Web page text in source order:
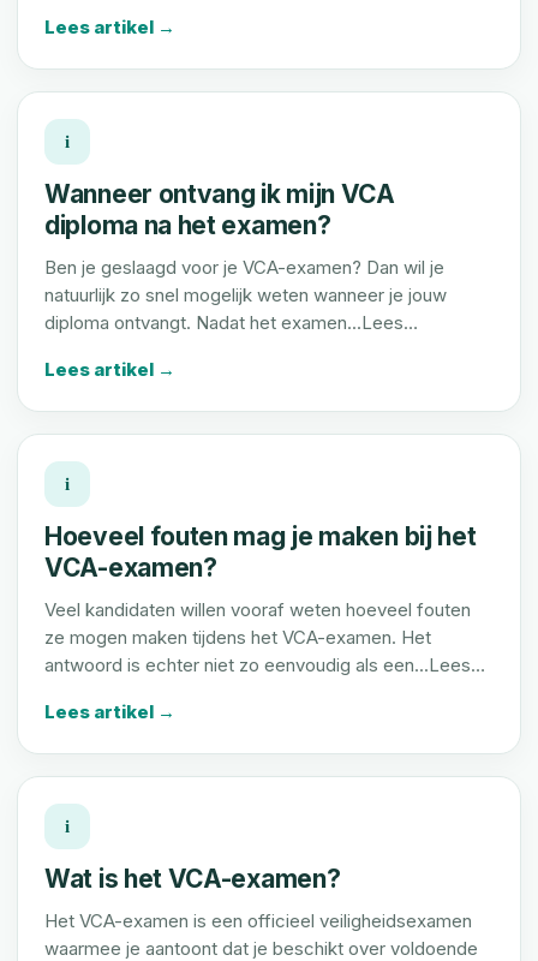
Lees artikel →
i
Wanneer ontvang ik mijn VCA
diploma na het examen?
Ben je geslaagd voor je VCA-examen? Dan wil je
natuurlijk zo snel mogelijk weten wanneer je jouw
diploma ontvangt. Nadat het examen...Lees…
Lees artikel →
i
Hoeveel fouten mag je maken bij het
VCA-examen?
Veel kandidaten willen vooraf weten hoeveel fouten
ze mogen maken tijdens het VCA-examen. Het
antwoord is echter niet zo eenvoudig als een...Lees…
Lees artikel →
i
Wat is het VCA-examen?
Het VCA-examen is een officieel veiligheidsexamen
waarmee je aantoont dat je beschikt over voldoende